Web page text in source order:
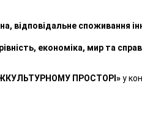
відповідальне споживання
економіка, мир та
ПРОСТОРІ»у